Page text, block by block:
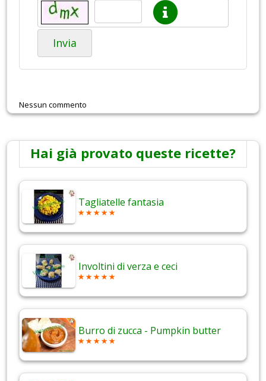
Invia
Nessun commento
Hai già provato queste ricette?
Tagliatelle fantasia
Involtini di verza e ceci
Burro di zucca - Pumpkin butter